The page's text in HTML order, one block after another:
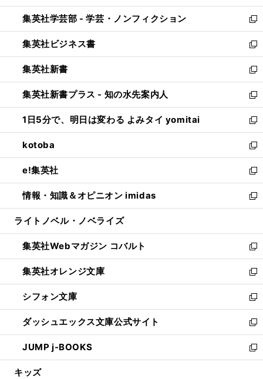
開
く
ウ
で
開
く
ン
ド
ウ
で
開
く
ウ
ィ
ン
ド
ウ
で
開
く
集英社学芸部 - 学芸・ノンフィクション
新
し
い
ウ
ィ
ン
ド
ウ
で
開
く
集英社ビジネス書
新
し
い
ウ
ィ
ン
ド
ウ
で
開
く
集英社新書
新
し
い
ウ
ィ
ン
ド
ウ
で
開
く
集英社新書プラス - 知の水先案内人
新
し
い
ウ
ィ
ン
ド
ウ
で
開
1日5分で、明日は変わる よみタイ yomitai
新
し
い
ウ
ィ
ン
ド
ウ
開
く
kotoba
新
し
い
ウ
ィ
ン
ウ
で
開
く
e!集英社
新
し
い
ウ
ン
ド
ウ
で
開
く
情報・知識＆オピニオン imidas
新
し
ウ
ィ
ン
ド
ウ
で
開
く
ライトノベル・ノベライズ
集英社Webマガジン コバルト
新
し
い
ウ
ィ
ン
ド
ウ
で
開
集英社オレンジ文庫
新
し
い
ウ
ィ
ン
ド
ウ
シフォン文庫
新
し
い
ウ
ィ
ン
ダッシュエックス文庫公式サイト
新
し
い
ウ
JUMP j-BOOKS
新
し
キッズ